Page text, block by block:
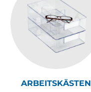
ARBEITSKÄSTEN